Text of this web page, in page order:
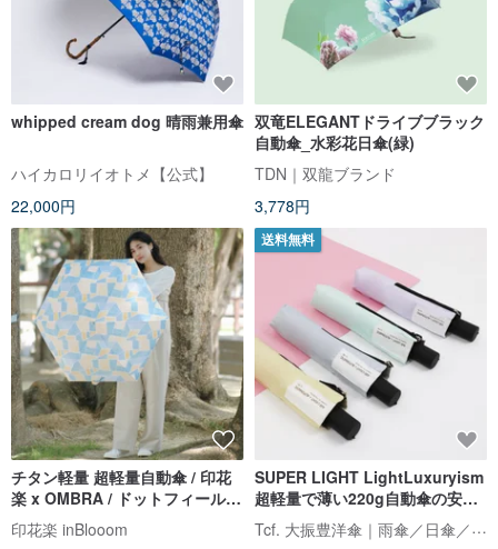
whipped cream dog 晴雨兼用傘
ハイカロリイオトメ【公式】
22,000円
双竜ELEGANTドライブブラック
自動傘_水彩花日傘(緑)
TDN｜双龍ブランド
3,778円
チタン軽量 超軽量自動傘 / 印花
楽 x OMBRA / ドットフィールド
/ ライスイエロー・ブルー
印花楽 inBlooom
送料無料
SUPER LIGHT LightLuxuryism
超軽量で薄い220g自動傘の安全
性と暴動防止パンチスティックTcf. 大振豊洋傘｜雨傘／日傘／レインコート